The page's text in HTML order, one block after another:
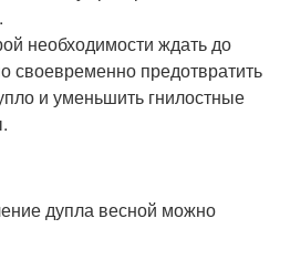
необходимости ждать до
своевременно предотвратить
и уменьшить гнилостные
дупла весной можно